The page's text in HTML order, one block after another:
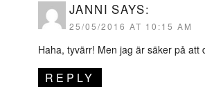
JANNI SAYS:
25/05/2016 AT 10:15 AM
Haha, tyvärr! Men jag är säker på att
REPLY